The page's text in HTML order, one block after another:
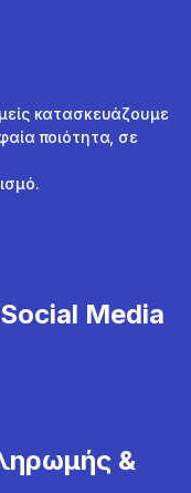
κατασκευάζουμε
ποιότητα, σε
Media
&